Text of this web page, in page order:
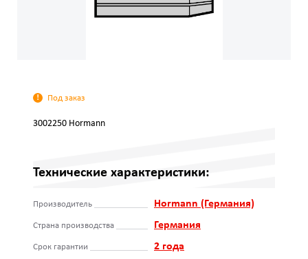
Под заказ
3002250 Hormann
Технические характеристики:
Производитель Hormann (Германия)
Страна производства Германия
Срок гарантии 2 года